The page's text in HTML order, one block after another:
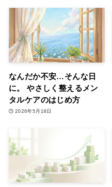
なんだか不安…そんな日
に。 やさしく整えるメン
タルケアのはじめ方
2026年5月18日